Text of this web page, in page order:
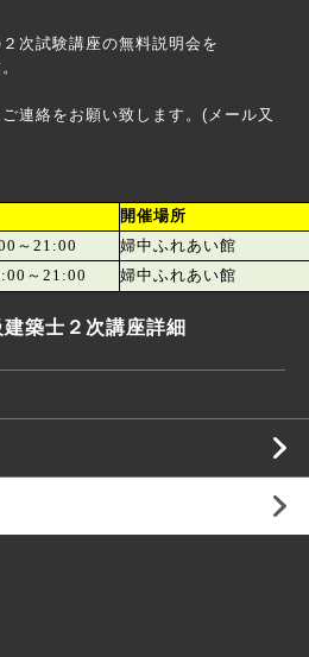
次試験講座の無料説明会を
連絡をお願い致します。(メール又
開催場所
～21:00
婦中ふれあい館
～21:00 婦中ふれあい館
建築士２次講座詳細